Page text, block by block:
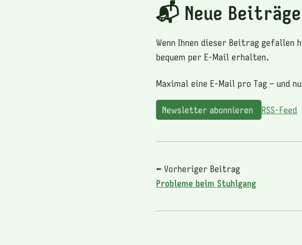
📬 Neue
Wenn Ihnen dieser Beitrag gefallen
bequem per E-Mail erhalten.
Maximal eine E-Mail pro Tag – und
Newsletter abonnieren RSS-Feed
⬅ Vorheriger Beitrag
Probleme beim Stuhlgang